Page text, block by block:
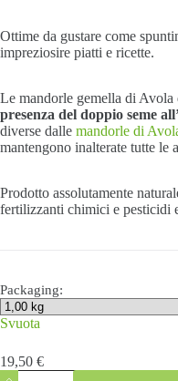
19,50 €
Ottime da gustare come
impreziosire piatti e ricette.
Le mandorle gemella di
presenza del doppio seme
diverse dalle mandorle di
mantengono inalterate tutte le
Prodotto assolutamente
fertilizzanti chimici e pesticidi
Packaging:
Svuota
19,50 €
Mandorla